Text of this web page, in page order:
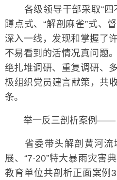
各级领导干部采取“四
蹲点式、“解剖麻雀”式、
深入一线，发现和掌握了
不易看到的活情况真问题
绝扎堆调研、重复调研、
极组织党员建言献策，共
条。
举一反三剖析案例——
省委带头解剖黄河流
展、“7·20”特大暴雨灾害
教育单位共剖析正面案例